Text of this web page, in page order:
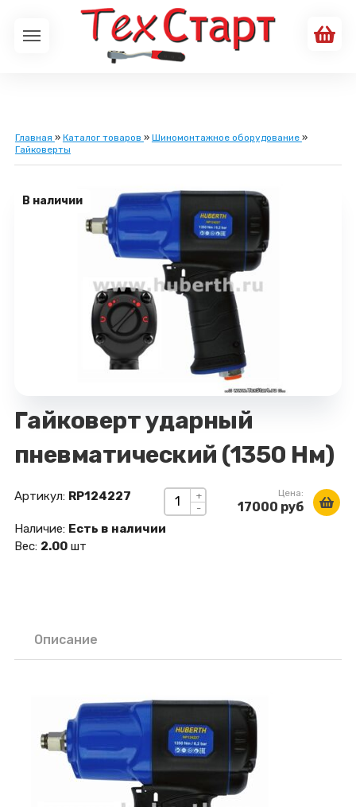
Главная » Каталог товаров » Шиномонтажное оборудование »
Гайковерты
В наличии
Гайковерт ударный
пневматический (1350 Нм)
+
-
Цена:
17000 руб
Артикул: RP124227
Наличие: Есть в наличии
Вес: 2.00шт
Описание